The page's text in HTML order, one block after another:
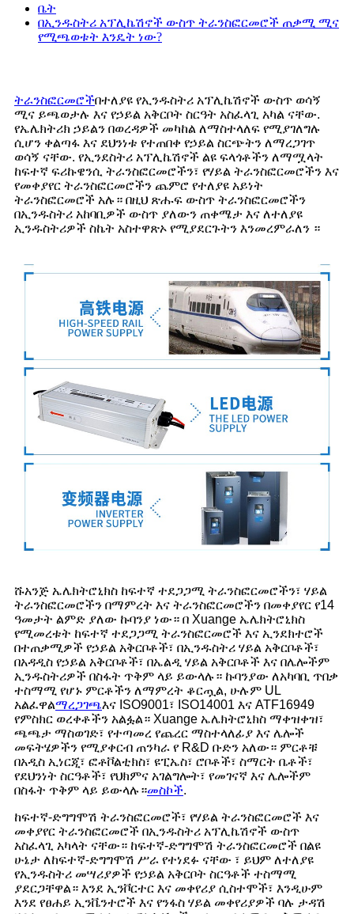
ቤት
በኢንዱስትሪ አፕሊኬሽኖች ውስጥ ትራንስፎርመሮች ጠቃሚ ሚና
የሚጫወቱት እንዴት ነው?
ትራንስፎርመሮችበተለያዩ የኢንዱስትሪ አፕሊኬሽኖች ውስጥ ወሳኝ
ሚና ይጫወታሉ እና የኃይል አቅርቦት ስርዓት አስፈላጊ አካል ናቸው.
የኤሌክትሪክ ኃይልን በወረዳዎች መካከል ለማስተላለፍ የሚያገለግሉ
ሲሆን ቀልጣፋ እና ደህንነቱ የተጠበቀ የኃይል ስርጭትን ለማረጋገጥ
ወሳኝ ናቸው. የኢንደስትሪ አፕሊኬሽኖች ልዩ ፍላጎቶችን ለማሟላት
ከፍተኛ ፍሪኩዌንሲ ትራንስፎርመሮችን፣ የሃይል ትራንስፎርመሮችን እና
የመቀያየር ትራንስፎርመሮችን ጨምሮ የተለያዩ አይነት
ትራንስፎርመሮች አሉ። በዚህ ጽሑፍ ውስጥ ትራንስፎርመሮችን
በኢንዱስትሪ አከባቢዎች ውስጥ ያለውን ጠቀሜታ እና ለተለያዩ
ኢንዱስትሪዎች ስኬት አስተዋጽኦ የሚያደርጉትን እንመረምራለን ።
ሹአንጅ ኤሌክትሮኒክስ ከፍተኛ ተደጋጋሚ ትራንስፎርመሮችን፣ ሃይል
ትራንስፎርመሮችን በማምረት እና ትራንስፎርመሮችን በመቀያየር የ14
ዓመታት ልምድ ያለው ኩባንያ ነው። በ Xuange ኤሌክትሮኒክስ
የሚመረቱት ከፍተኛ ተደጋጋሚ ትራንስፎርመሮች እና ኢንደክተሮች
በተጠቃሚዎች የኃይል አቅርቦቶች፣ በኢንዱስትሪ ሃይል አቅርቦቶች፣
በአዳዲስ የኃይል አቅርቦቶች፣ በኤልዲ ሃይል አቅርቦቶች እና በሌሎችም
ኢንዱስትሪዎች በስፋት ጥቅም ላይ ይውላሉ። ኩባንያው ለአካባቢ ጥበቃ
ተስማሚ የሆኑ ምርቶችን ለማምረት ቆርጧል, ሁሉም UL
አልፈዋልማረጋገጫእና ISO9001፣ ISO14001 እና ATF16949
የምስክር ወረቀቶችን አልፏል። Xuange ኤሌክትሮኒክስ ማቀዝቀዝ፣
ጫጫታ ማስወገድ፣ የተጣመረ የጨረር ማስተላለፊያ እና ሌሎች
መፍትሄዎችን የሚያቀርብ ጠንካራ የ R&D ቡድን አለው። ምርቶቹ
በአዲስ ኢነርጂ፣ ፎቶቮልቲክስ፣ ዩፒኤስ፣ ሮቦቶች፣ ስማርት ቤቶች፣
የደህንነት ስርዓቶች፣ የህክምና አገልግሎት፣ የመገናኛ እና ሌሎችም
በስፋት ጥቅም ላይ ይውላሉ።መስኮች.
ከፍተኛ-ድግግሞሽ ትራንስፎርመሮች፣ የሃይል ትራንስፎርመሮች እና
መቀያየር ትራንስፎርመሮች በኢንዱስትሪ አፕሊኬሽኖች ውስጥ
አስፈላጊ አካላት ናቸው። ከፍተኛ-ድግግሞሽ ትራንስፎርመሮች በልዩ
ሁኔታ ለከፍተኛ-ድግግሞሽ ሥራ የተነደፉ ናቸው ፣ ይህም ለተለያዩ
የኢንዱስትሪ መሣሪያዎች የኃይል አቅርቦት ስርዓቶች ተስማሚ
ያደርጋቸዋል። እንደ ኢንቮርተር እና መቀየሪያ ሲስተሞች፣ እንዲሁም
እንደ የፀሐይ ኢንቬንተሮች እና የንፋስ ሃይል መቀየሪያዎች ባሉ ታዳሽ